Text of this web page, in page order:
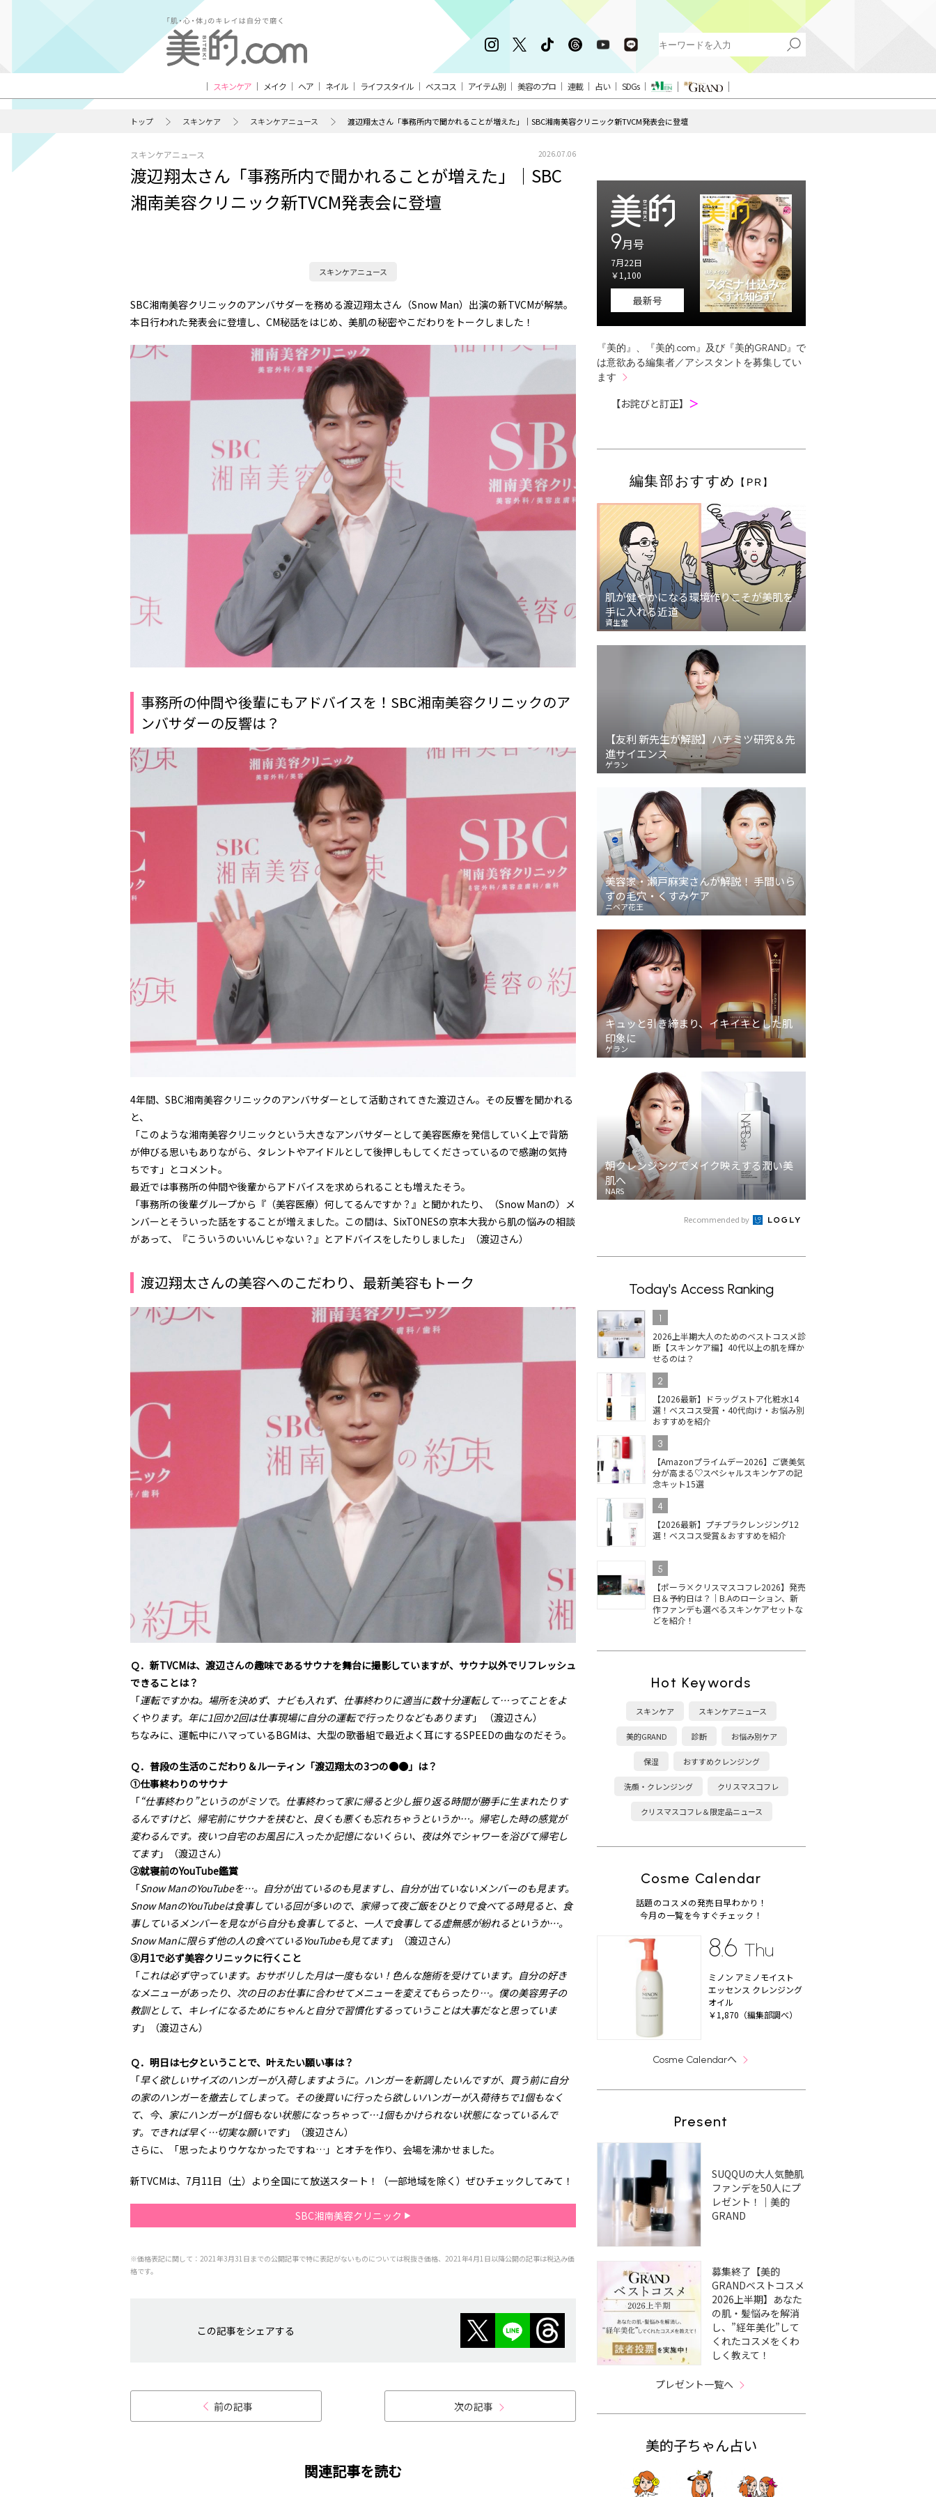
スキンケア メイク ヘア ネイル ライフスタイル ベスコス アイテム別 美容のプロ 連載 占い SDGs
トップ スキンケア スキンケアニュース 渡辺翔太さん「事務所内で聞かれることが増えた」｜SBC湘南美容クリニック新TVCM発表会に登壇
スキンケアニュース 2026.07.06
渡辺翔太さん「事務所内で聞かれることが増えた」｜SBC
湘南美容クリニック新TVCM発表会に登壇
スキンケアニュース
SBC湘南美容クリニックのアンバサダーを務める渡辺翔太さん（Snow Man）出演の新TVCMが解禁。
本日行われた発表会に登壇し、CM秘話をはじめ、美肌の秘密やこだわりをトークしました！
事務所の仲間や後輩にもアドバイスを！SBC湘南美容クリニックのア
ンバサダーの反響は？
4年間、SBC湘南美容クリニックのアンバサダーとして活動されてきた渡辺さん。その反響を聞かれる
と、
「このような湘南美容クリニックという大きなアンバサダーとして美容医療を発信していく上で背筋
が伸びる思いもありながら、タレントやアイドルとして後押しもしてくださっているので感謝の気持
ちです」とコメント。
最近では事務所の仲間や後輩からアドバイスを求められることも増えたそう。
「事務所の後輩グループから『（美容医療）何してるんですか？』と聞かれたり、（Snow Manの）メ
ンバーとそういった話をすることが増えました。この間は、SixTONESの京本大我から肌の悩みの相談
があって、『こういうのいいんじゃない？』とアドバイスをしたりしました」（渡辺さん）
渡辺翔太さんの美容へのこだわり、最新美容もトーク
Ｑ．新TVCMは、渡辺さんの趣味であるサウナを舞台に撮影していますが、サウナ以外でリフレッシュ
できることは？
「運転ですかね。場所を決めず、ナビも入れず、仕事終わりに適当に数十分運転して…ってことをよ
くやります。年に1回か2回は仕事現場に自分の運転で行ったりなどもあります」 （渡辺さん）
ちなみに、運転中にハマっているBGMは、大型の歌番組で最近よく耳にするSPEEDの曲なのだそう。
Ｑ．普段の生活のこだわり＆ルーティン「渡辺翔太の3つの●●」は？
①仕事終わりのサウナ
「“仕事終わり”というのがミソで。仕事終わって家に帰ると少し振り返る時間が勝手に生まれたりす
るんですけど、帰宅前にサウナを挟むと、良くも悪くも忘れちゃうというか…。帰宅した時の感覚が
変わるんです。夜いつ自宅のお風呂に入ったか記憶にないくらい、夜は外でシャワーを浴びて帰宅し
てます」（渡辺さん）
②就寝前のYouTube鑑賞
「Snow ManのYouTubeを…。自分が出ているのも見ますし、自分が出ていないメンバーのも見ます。
Snow ManのYouTubeは食事している回が多いので、家帰って夜ご飯をひとりで食べてる時見ると、食
事しているメンバーを見ながら自分も食事してると、一人で食事してる虚無感が紛れるというか…。
Snow Manに限らず他の人の食べているYouTubeも見てます」（渡辺さん）
③月1で必ず美容クリニックに行くこと
「これは必ず守っています。おサボリした月は一度もない！色んな施術を受けています。自分の好き
なメニューがあったり、次の日のお仕事に合わせてメニューを変えてもらったり…。僕の美容男子の
教訓として、キレイになるためにちゃんと自分で習慣化するっていうことは大事だなと思っていま
す」（渡辺さん）
Ｑ．明日は七夕ということで、叶えたい願い事は？
「早く欲しいサイズのハンガーが入荷しますように。ハンガーを新調したいんですが、買う前に自分
の家のハンガーを撤去してしまって。その後買いに行ったら欲しいハンガーが入荷待ちで1個もなく
て、今、家にハンガーが1個もない状態になっちゃって…1個もかけられない状態になっているんで
す。できれば早く…切実な願いです」（渡辺さん）
さらに、「思ったよりウケなかったですね…」とオチを作り、会場を沸かせました。
新TVCMは、7月11日（土）より全国にて放送スタート！（一部地域を除く）ぜひチェックしてみて！
SBC湘南美容クリニック
※価格表記に関して：2021年3月31日までの公開記事で特に表記がないものについては税抜き価格、2021年4月1日以降公開の記事は税込み価
格です。
この記事をシェアする
前の記事 次の記事
関連記事を読む
9月号
7月22日
￥1,100
最新号
『美的』、『美的.com』及び『美的GRAND』で
は意欲ある編集者／アシスタントを募集してい
ます
【お詫びと訂正】 ＞
編集部おすすめ 【PR】
肌が健やかになる環境作りこそが美肌を
手に入れる近道
資生堂
【友利 新先生が解説】ハチミツ研究＆先
進サイエンス
ゲラン
美容家・瀬戸麻実さんが解説！ 手間いら
ずの毛穴・くすみケア
ニベア花王
キュッと引き締まり、イキイキとした肌
印象に
ゲラン
朝クレンジングでメイク映えする潤い美
肌へ
NARS
Recommended by
Today's Access Ranking
1
2026上半期大人のためのベストコスメ診
断【スキンケア編】40代以上の肌を輝か
せるのは？
2
【2026最新】ドラッグストア化粧水14
選！ベスコス受賞・40代向け・お悩み別
おすすめを紹介
3
【Amazonプライムデー2026】ご褒美気
分が高まる♡スペシャルスキンケアの記
念キット15選
4
【2026最新】プチプラクレンジング12
選！ベスコス受賞＆おすすめを紹介
5
【ポーラ×クリスマスコフレ2026】発売
日＆予約日は？｜B.Aのローション、新
作ファンデも選べるスキンケアセットな
どを紹介！
Hot Keywords
スキンケア スキンケアニュース
美的GRAND 診断 お悩み別ケア
保湿 おすすめクレンジング
洗顔・クレンジング クリスマスコフレ
クリスマスコフレ＆限定品ニュース
Cosme Calendar
話題のコスメの発売日早わかり！
今月の一覧を今すぐチェック！
8.6 Thu
ミノン アミノモイスト
エッセンス クレンジング
オイル
￥1,870（編集部調べ）
Cosme Calendarへ
Present
SUQQUの大人気艶肌
ファンデを50人にプ
レゼント！｜美的
GRAND
募集終了【美的
GRANDベストコスメ
2026上半期】あなた
の肌・髪悩みを解消
し、”経年美化”して
くれたコスメをくわ
しく教えて！
プレゼント一覧へ
美的子ちゃん占い